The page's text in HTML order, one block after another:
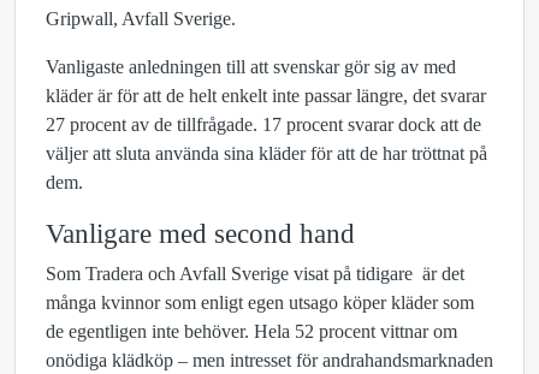
Gripwall, Avfall Sverige.
Vanligaste anledningen till att svenskar gör sig av med
kläder är för att de helt enkelt inte passar längre, det svarar
27 procent av de tillfrågade. 17 procent svarar dock att de
väljer att sluta använda sina kläder för att de har tröttnat på
dem.
Vanligare med second hand
Som Tradera och Avfall Sverige visat på tidigare är det
många kvinnor som enligt egen utsago köper kläder som
de egentligen inte behöver. Hela 52 procent vittnar om
onödiga klädköp – men intresset för andrahandsmarknaden